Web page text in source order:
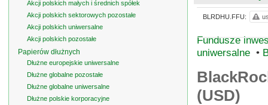
Fundusze
uniwersalne •
(USD)
BLRDHU.FFU:
Akcji polskich małych i średnich spółek
Akcji polskich sektorowych pozostałe
Akcji polskich uniwersalne
Akcji polskich pozostałe
Papierów dłużnych
Dłużne europejskie uniwersalne
Dłużne globalne pozostałe
Dłużne globalne uniwersalne
Dłużne polskie korporacyjne